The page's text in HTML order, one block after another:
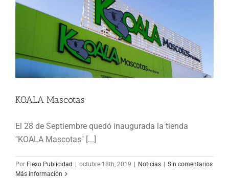
KOALA Mascotas
KOALA Mascotas
El 28 de Septiembre quedó inaugurada la tienda
"KOALA Mascotas" [...]
Por Flexo Publicidad | octubre 18th, 2019 | Noticias | Sin comentarios
Más información